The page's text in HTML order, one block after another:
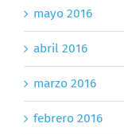
mayo 2016
abril 2016
marzo 2016
febrero 2016